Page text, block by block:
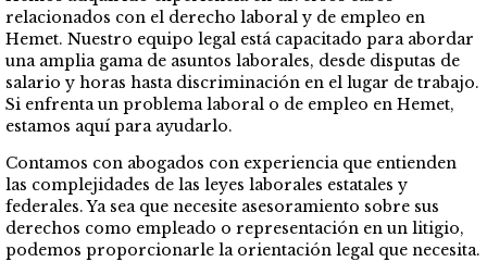
relacionados con el derecho laboral y de empleo en
Hemet. Nuestro equipo legal está capacitado para abordar
una amplia gama de asuntos laborales, desde disputas de
salario y horas hasta discriminación en el lugar de trabajo.
Si enfrenta un problema laboral o de empleo en Hemet,
estamos aquí para ayudarlo.
Contamos con abogados con experiencia que entienden
las complejidades de las leyes laborales estatales y
federales. Ya sea que necesite asesoramiento sobre sus
derechos como empleado o representación en un litigio,
podemos proporcionarle la orientación legal que necesita.